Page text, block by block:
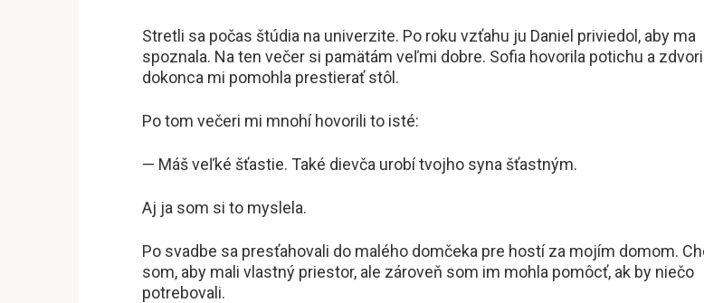
Stretli sa počas štúdia na univerzite. Po roku vzťahu ju Daniel priviedol, aby ma
spoznala. Na ten večer si pamätám veľmi dobre. Sofia hovorila potichu a
dokonca mi pomohla prestierať stôl.
Po tom večeri mi mnohí hovorili to isté:
— Máš veľké šťastie. Také dievča urobí tvojho syna šťastným.
Aj ja som si to myslela.
Po svadbe sa presťahovali do malého domčeka pre hostí za mojím domom.
som, aby mali vlastný priestor, ale zároveň som im mohla pomôcť, ak by niečo
potrebovali.